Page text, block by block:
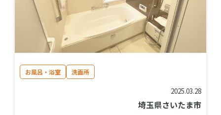
お風呂・浴室 洗面所
2025.03.28
埼玉県さいたま市